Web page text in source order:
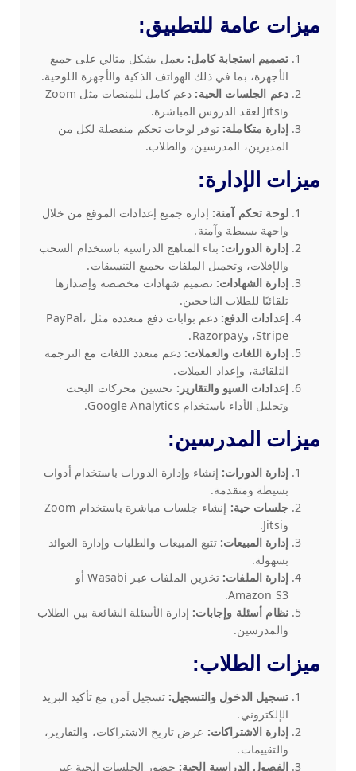
ميزات عامة للتطبيق:
تصميم استجابة كامل: يعمل بشكل مثالي على جميع
الأجهزة، بما في ذلك الهواتف الذكية والأجهزة اللوحية.
دعم الجلسات الحية:
دعم كامل للمنصات مثل Zoom
وJitsi لعقد الدروس المباشرة.
إدارة متكاملة: توفر لوحات تحكم منفصلة لكل من
المديرين، المدرسين، والطلاب.
ميزات الإدارة:
لوحة تحكم آمنة: إدارة جميع إعدادات الموقع من خلال
واجهة بسيطة وآمنة.
إدارة الدورات: بناء المناهج الدراسية باستخدام السحب
والإفلات، وتحميل الملفات بجميع التنسيقات.
إدارة الشهادات: تصميم شهادات مخصصة وإصدارها
تلقائيًا للطلاب الناجحين.
إعدادات الدفع:
دعم بوابات دفع متعددة مثل PayPal،
Stripe، وRazorpay.
إدارة اللغات والعملات: دعم متعدد اللغات مع الترجمة
التلقائية، وإعداد العملات.
إعدادات السيو والتقارير: تحسين محركات البحث
وتحليل الأداء باستخدام Google Analytics.
ميزات المدرسين:
إدارة الدورات: إنشاء وإدارة الدورات باستخدام أدوات
بسيطة ومتقدمة.
جلسات حية:
إنشاء جلسات مباشرة باستخدام Zoom
وJitsi.
إدارة المبيعات: تتبع المبيعات والطلبات وإدارة العوائد
بسهولة.
إدارة الملفات:
تخزين الملفات عبر Wasabi أو
Amazon S3.
نظام أسئلة وإجابات: إدارة الأسئلة الشائعة بين الطلاب
والمدرسين.
ميزات الطلاب:
تسجيل الدخول والتسجيل: تسجيل آمن مع تأكيد البريد
الإلكتروني.
إدارة الاشتراكات: عرض تاريخ الاشتراكات، والتقارير،
والتقييمات.
الفصول الدراسية الحية: حضور الجلسات الحية عبر